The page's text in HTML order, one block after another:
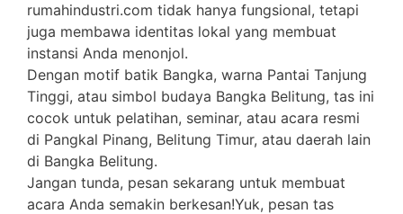
rumahindustri.com tidak hanya fungsional, tetapi
juga membawa identitas lokal yang membuat
instansi Anda menonjol.
Dengan motif batik Bangka, warna Pantai Tanjung
Tinggi, atau simbol budaya Bangka Belitung, tas ini
cocok untuk pelatihan, seminar, atau acara resmi
di Pangkal Pinang, Belitung Timur, atau daerah lain
di Bangka Belitung.
Jangan tunda, pesan sekarang untuk membuat
acara Anda semakin berkesan!Yuk, pesan tas